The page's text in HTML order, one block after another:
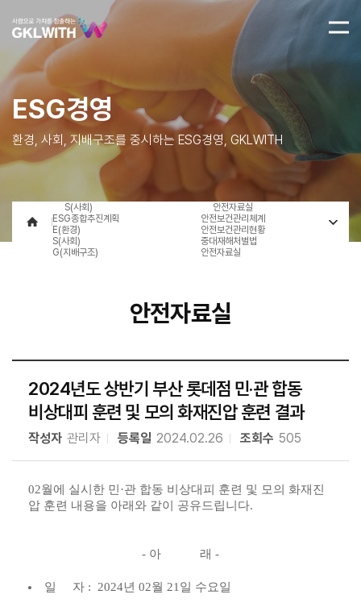
ESG경영
환경, 사회, 지배구조를 중시하는 ESG경영, GKLWITH
S(사회)
ESG종합추진계획
E(환경)
S(사회)
G(지배구조)
안전자료실
안전보건관리체계
안전보건관리현황
중대재해처벌법
안전자료실
안전자료실
2024년도 상반기 부산 롯데점 민·관 합동
비상대피 훈련 및 모의 화재진압 훈련 결과
작성자 관리자 등록일 2024.02.26 조회수 505
02월에 실시한 민 ·관 합동 비상대피 훈련 및 모의 화재진
압 훈련 내용을 아래와 같이 공유드립니다.
- 아 래 -
일 자 : 2024년 02월 21일 수요일